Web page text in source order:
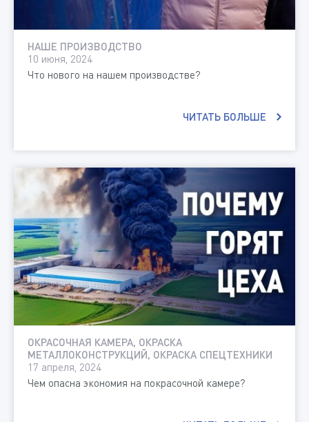
НАШЕ ПРОИЗВОДСТВО
10 июня, 2024
Что нового на нашем производстве?
ЧИТАТЬ БОЛЬШЕ
ОКРАСОЧНАЯ КАМЕРА, ОКРАСКА
МЕТАЛЛОКОНСТРУКЦИЙ, ОКРАСКА СПЕЦТЕХНИКИ
17 апреля, 2024
Чем опасна экономия на покрасочной камере?